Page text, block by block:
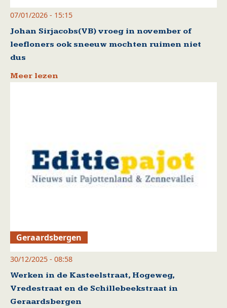
07/01/2026 - 15:15
Johan Sirjacobs(VB) vroeg in november of
leefloners ook sneeuw mochten ruimen niet
dus
Meer lezen
Geraardsbergen
30/12/2025 - 08:58
Werken in de Kasteelstraat, Hogeweg,
Vredestraat en de Schillebeekstraat in
Geraardsbergen